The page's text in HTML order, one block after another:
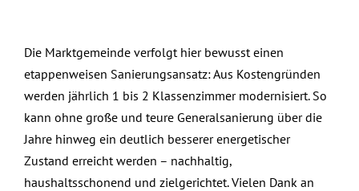
Die Marktgemeinde verfolgt hier bewusst einen
etappenweisen Sanierungsansatz: Aus Kostengründen
werden jährlich 1 bis 2 Klassenzimmer modernisiert. So
kann ohne große und teure Generalsanierung über die
Jahre hinweg ein deutlich besserer energetischer
Zustand erreicht werden – nachhaltig,
haushaltsschonend und zielgerichtet. Vielen Dank an